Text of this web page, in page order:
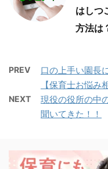
はしつ
方法は
PREV
口の上手い園長
【保育士お悩み
NEXT
現役の役所の中
聞いてきた！！